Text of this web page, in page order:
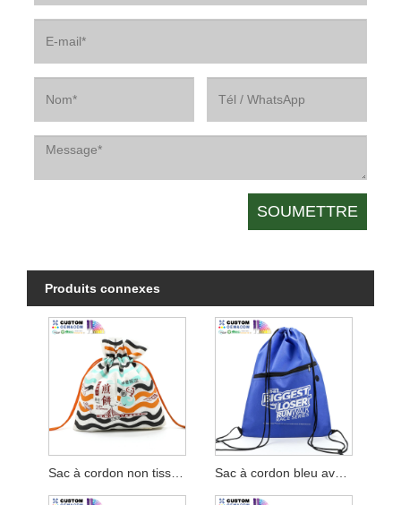
Produits connexes
Sac à cordon non tissé pour emporter